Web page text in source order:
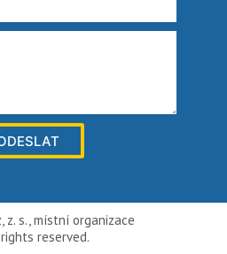
z. s., místní organizace
reserved.